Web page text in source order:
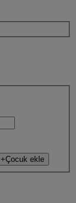
+Çocuk ekle